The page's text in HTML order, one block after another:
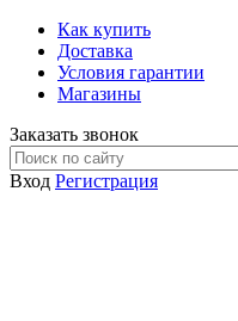
Как купить
Доставка
Условия гарантии
Магазины
Заказать звонок
Вход Регистрация